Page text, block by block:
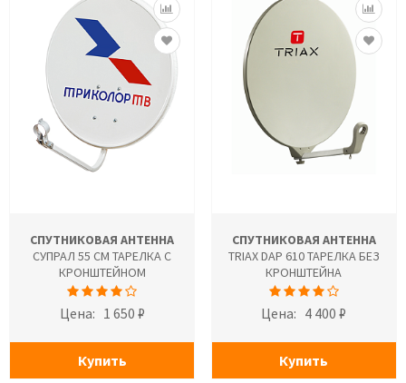
СПУТНИКОВАЯ АНТЕННА
СУПРАЛ 55 СМ ТАРЕЛКА С
КРОНШТЕЙНОМ
Цена: 1 650 ₽
Купить
СПУТНИКОВАЯ АНТЕННА
TRIAX DAP 610 ТАРЕЛКА БЕЗ
КРОНШТЕЙНА
Цена: 4 400 ₽
Купить